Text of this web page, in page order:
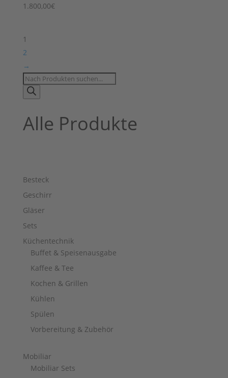
1.800,00€
1
2
→
Products
search
Alle Produkte
Besteck
Geschirr
Gläser
Sets
Küchentechnik
Buffet & Speisenausgabe
Kaffee & Tee
Kochen & Grillen
Kühlen
Spülen
Vorbereitung & Zubehör
Mobiliar
Mobiliar Sets